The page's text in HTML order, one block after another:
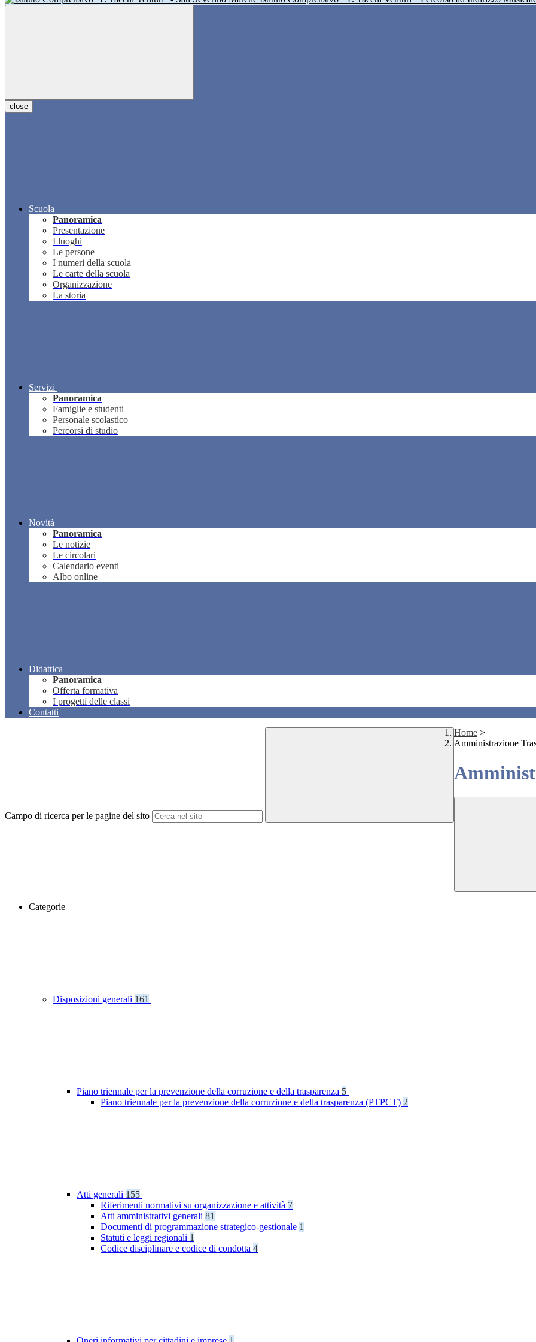
close
Scuola
Panoramica
Presentazione
I luoghi
Le persone
I numeri della scuola
Le carte della scuola
Organizzazione
La storia
Servizi
Panoramica
Famiglie e studenti
Personale scolastico
Percorsi di studio
Novità
Panoramica
Le notizie
Le circolari
Calendario eventi
Albo online
Didattica
Panoramica
Offerta formativa
I progetti delle classi
Contatti
Campo di ricerca per le pagine del sito
Home >
Amministrazione
Categorie
Disposizioni generali 161
Piano triennale per la prevenzione della corruzione e della trasparenza 5
Piano triennale per la prevenzione della corruzione e della trasparenza (PTPCT) 2
Atti generali 155
Riferimenti normativi su organizzazione e attività 7
Atti amministrativi generali 81
Documenti di programmazione strategico-gestionale 1
Statuti e leggi regionali 1
Codice disciplinare e codice di condotta 4